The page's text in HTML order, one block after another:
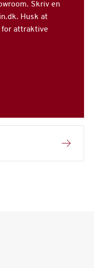
Skriv en
Husk at
for attraktive